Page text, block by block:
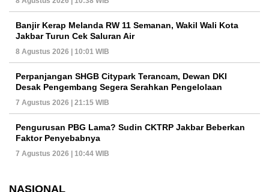
Banjir Kerap Melanda RW 11 Semanan, Wakil Wali Kota
Jakbar Turun Cek Saluran Air
8 Agustus 2026 | 10:01 WIB
Perpanjangan SHGB Citypark Terancam, Dewan DKI
Desak Pengembang Segera Serahkan Pengelolaan
7 Agustus 2026 | 21:15 WIB
Pengurusan PBG Lama? Sudin CKTRP Jakbar Beberkan
Faktor Penyebabnya
7 Agustus 2026 | 10:44 WIB
NASIONAL